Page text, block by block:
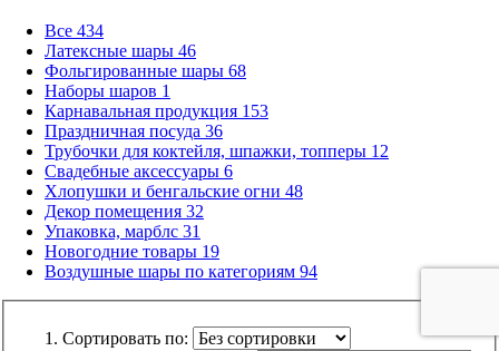
Все 434
Латексные шары 46
Фольгированные шары 68
Наборы шаров 1
Карнавальная продукция 153
Праздничная посуда 36
Трубочки для коктейля, шпажки, топперы 12
Свадебные аксессуары 6
Хлопушки и бенгальские огни 48
Декор помещения 32
Упаковка, марблс 31
Новогодние товары 19
Воздушные шары по категориям 94
Сортировать по: